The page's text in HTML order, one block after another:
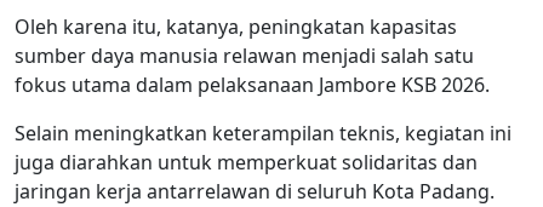
Oleh karena itu, katanya, peningkatan kapasitas
sumber daya manusia relawan menjadi salah satu
fokus utama dalam pelaksanaan Jambore KSB 2026.
Selain meningkatkan keterampilan teknis, kegiatan ini
juga diarahkan untuk memperkuat solidaritas dan
jaringan kerja antarrelawan di seluruh Kota Padang.